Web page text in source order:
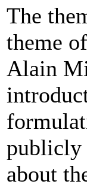
The
theme
Alain
publicly
about